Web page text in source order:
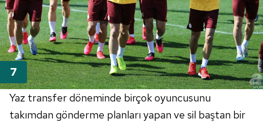
Yaz transfer döneminde birçok oyuncusunu
takımdan gönderme planları yapan ve sil baştan bir